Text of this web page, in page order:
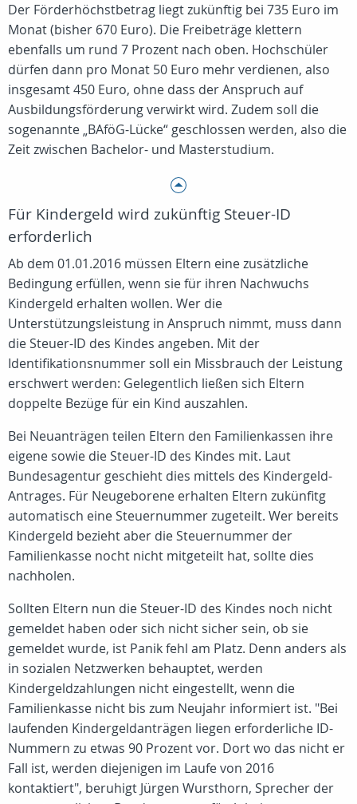
Der Förderhöchstbetrag liegt zukünftig bei 735 Euro im
Monat (bisher 670 Euro). Die Freibeträge klettern
ebenfalls um rund 7 Prozent nach oben. Hochschüler
dürfen dann pro Monat 50 Euro mehr verdienen, also
insgesamt 450 Euro, ohne dass der Anspruch auf
Ausbildungsförderung verwirkt wird. Zudem soll die
sogenannte „BAföG-Lücke“ geschlossen werden, also die
Zeit zwischen Bachelor- und Masterstudium.
Für Kindergeld wird zukünftig Steuer-ID
erforderlich
Ab dem 01.01.2016 müssen Eltern eine zusätzliche
Bedingung erfüllen, wenn sie für ihren Nachwuchs
Kindergeld erhalten wollen. Wer die
Unterstützungsleistung in Anspruch nimmt, muss dann
die Steuer-ID des Kindes angeben. Mit der
Identifikationsnummer soll ein Missbrauch der Leistung
erschwert werden: Gelegentlich ließen sich Eltern
doppelte Bezüge für ein Kind auszahlen.
Bei Neuanträgen teilen Eltern den Familienkassen ihre
eigene sowie die Steuer-ID des Kindes mit. Laut
Bundesagentur geschieht dies mittels des Kindergeld-
Antrages. Für Neugeborene erhalten Eltern zukünfitg
automatisch eine Steuernummer zugeteilt. Wer bereits
Kindergeld bezieht aber die Steuernummer der
Familienkasse nocht nicht mitgeteilt hat, sollte dies
nachholen.
Sollten Eltern nun die Steuer-ID des Kindes noch nicht
gemeldet haben oder sich nicht sicher sein, ob sie
gemeldet wurde, ist Panik fehl am Platz. Denn anders als
in sozialen Netzwerken behauptet, werden
Kindergeldzahlungen nicht eingestellt, wenn die
Familienkasse nicht bis zum Neujahr informiert ist. "Bei
laufenden Kindergeldanträgen liegen erforderliche ID-
Nummern zu etwas 90 Prozent vor. Dort wo das nicht er
Fall ist, werden diejenigen im Laufe von 2016
kontaktiert", beruhigt Jürgen Wursthorn, Sprecher der